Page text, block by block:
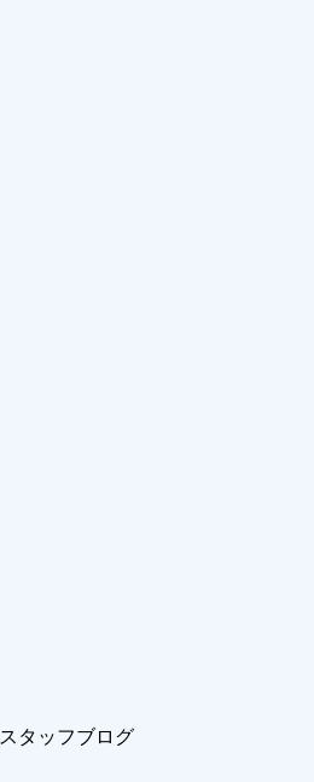
スタッフブログ